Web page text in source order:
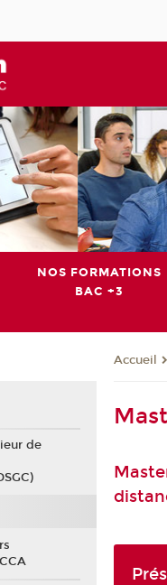
NOS FORMATIONS
BAC +3
Accueil
de